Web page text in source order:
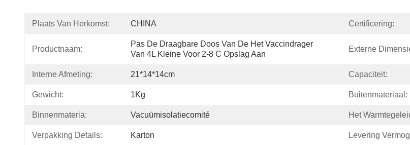
Plaats Van Herkomst: CHINA Certificering:
Productnaam:
Pas De Draagbare Doos Van De Het Vaccindrager
Van 4L Kleine Voor 2-8 C Opslag Aan
Externe
Interne Afmeting: 21*14*14cm Capaciteit:
Gewicht: 1Kg Buitenmateriaal:
Binnenmateria: Vacuümisolatiecomité Het
Verpakking Details: Karton Levering